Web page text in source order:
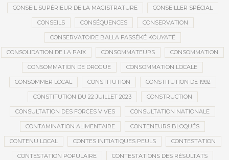
CONSEIL SUPÉRIEUR DE LA MAGISTRATURE CONSEILLER SPÉCIAL
CONSEILS CONSÉQUENCES CONSERVATION
CONSERVATOIRE BALLA FASSÉKÉ KOUYATÉ
CONSOLIDATION DE LA PAIX CONSOMMATEURS CONSOMMATION
CONSOMMATION DE DROGUE CONSOMMATION LOCALE
CONSOMMER LOCAL CONSTITUTION CONSTITUTION DE 1992
CONSTITUTION DU 22 JUILLET 2023 CONSTRUCTION
CONSULTATION DES FORCES VIVES CONSULTATION NATIONALE
CONTAMINATION ALIMENTAIRE CONTENEURS BLOQUÉS
CONTENU LOCAL CONTES INITIATIQUES PEULS CONTESTATION
CONTESTATION POPULAIRE CONTESTATIONS DES RÉSULTATS